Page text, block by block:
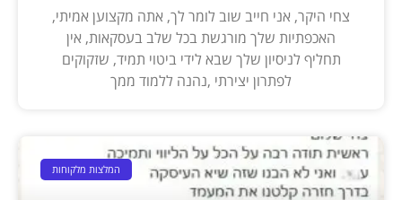
צחי היקר, אני חייב שוב לומר לך, אתה מקצוען אמיתי,
האכפתיות שלך מורגשת בכל שלב בעסקאות, אין
תחליף לניסיון שלך שבא לידי ביטוי תמיד, שזקוקים
לפתרון יצירתי ,נהנה ללמוד ממך
המלצות מלקוחות